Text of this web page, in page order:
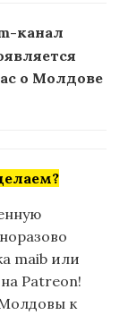
канал
о Молдове
maib или
Patreon!
к